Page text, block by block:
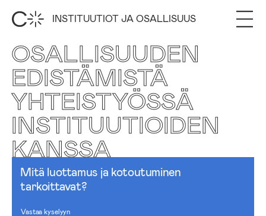
INSTITUUTIOT JA OSALLISUUS
OSALLISUUDEN
EDISTÄMISTÄ
YHTEISTYÖSSÄ
INSTITUUTIOIDEN
KANSSA
Mitä luottamus ja kotoutuminen
tarkoittavat?
Vastaa kyselyyn